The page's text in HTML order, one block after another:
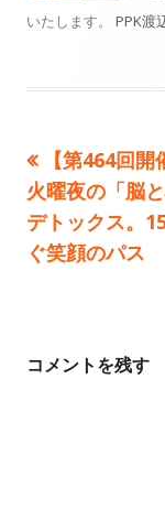
いたします。 PPK渡
投
稿
ナ
ゲ
前
の
記
事:
【第464回開
火曜夜の「脳
デトックス。
ぐ笑顔のパス
コメントを残す